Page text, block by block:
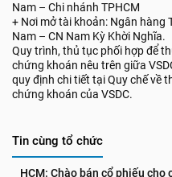
Nam – Chi nhánh TPHCM
+ Nơi mở tài khoản: Ngân hàng
Nam – CN Nam Kỳ Khời Nghĩa.
Quy trình, thủ tục phối hợp để
chứng khoán nêu trên giữa
quy định chi tiết tại Quy chế về
chứng khoán của VSDC.
Tin cùng tổ chức
HCM: Chào bán cổ phiếu